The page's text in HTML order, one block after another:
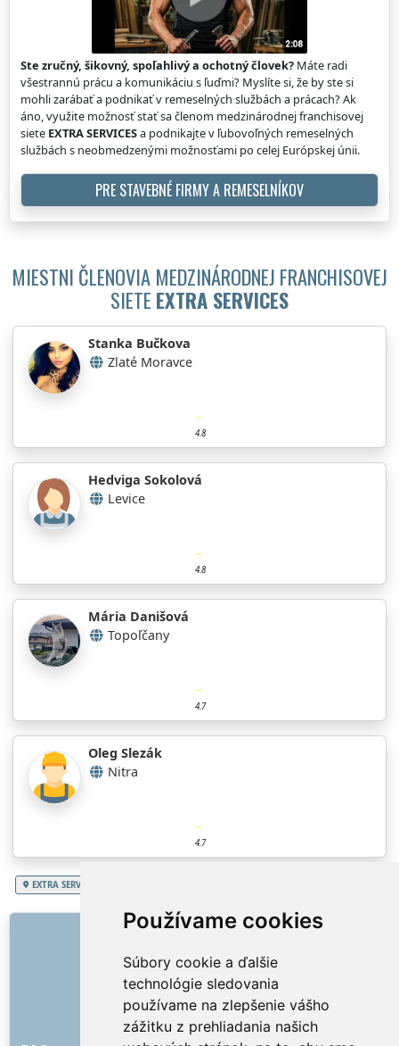
Používame cookies
Súbory cookie a ďalšie
technológie sledovania
používame na zlepšenie vášho
zážitku z prehliadania našich
Ste zručný, šikovný, spoľahlivý a ochotný človek? Máte radi
všestrannú prácu a komunikáciu s ľuďmi? Myslíte si, že by ste si
mohli zarábať a podnikať v remeselných službách a prácach? Ak
áno, využite možnosť stať sa členom medzinárodnej franchisovej
siete EXTRA SERVICESa podnikajte v ľubovoľných remeselných
službách s neobmedzenými možnosťami po celej Európskej únii.
PRE STAVEBNÉ FIRMY A REMESELNÍKOV
MIESTNI ČLENOVIA MEDZINÁRODNEJ FRANCHISOVEJ
SIETE EXTRA SERVICES
Stanka Bučkova
Zlaté Moravce
4.8
Hedviga Sokolová
Levice
4.8
Mária Danišová
Topoľčany
4.7
Oleg Slezák
Nitra
4.7
EXTRA SERVICES
ODKAZY
O nás
Ako to všetko začalo
Cenník
Všeobecné obchodné podmienky